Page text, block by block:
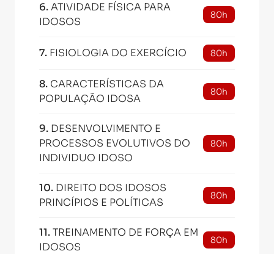
6.ATIVIDADE FÍSICA PARA
IDOSOS
80h
7. FISIOLOGIA DO EXERCÍCIO 80h
8. CARACTERÍSTICAS DA
POPULAÇÃO IDOSA
80h
9. DESENVOLVIMENTO E
PROCESSOS EVOLUTIVOS DO
INDIVIDUO IDOSO
80h
10. DIREITO DOS IDOSOS
PRINCÍPIOS E POLÍTICAS
80h
11.TREINAMENTO DE FORÇA EM
IDOSOS
80h